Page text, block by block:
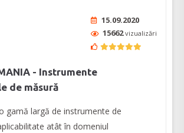
15.09.2020
15662vizualizări
- Instrumente
de măsură
gamă largă de instrumente de
atât în domeniul